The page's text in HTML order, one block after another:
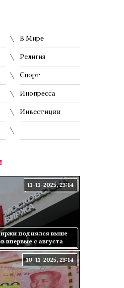
В Мире
Религия
Спорт
Инопресса
Инвестиции
поднялся выше
впервые с августа
11-11-2025, 23:14
10-11-2025, 23:14